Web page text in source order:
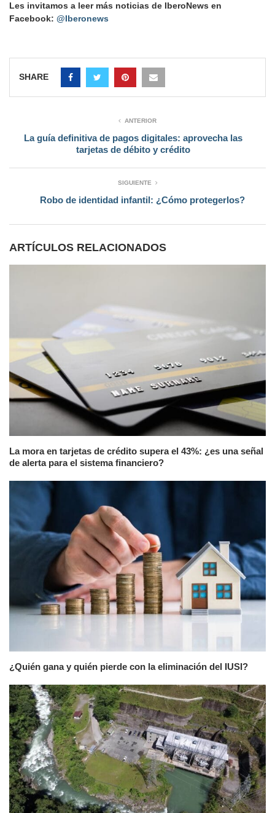
Les invitamos a leer más noticias de IberoNews en
Facebook: @Iberonews
SHARE
ANTERIOR
La guía definitiva de pagos digitales: aprovecha las
tarjetas de débito y crédito
SIGUIENTE
Robo de identidad infantil: ¿Cómo protegerlos?
ARTÍCULOS RELACIONADOS
La mora en tarjetas de crédito supera el 43%: ¿es una señal
de alerta para el sistema financiero?
¿Quién gana y quién pierde con la eliminación del IUSI?